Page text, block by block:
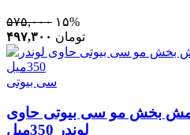
۵۷۵,۰۰۰ ۱۵%
۴۹۷,۳۰۰ تومان
سی بیوتی
بخش مو سی بیوتی حاوی
لوندر 350میل